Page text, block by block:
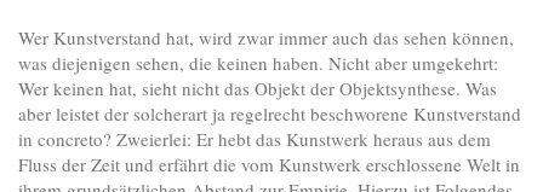
Wer Kunstverstand hat, wird zwar immer auch das sehen können,
was diejenigen sehen, die keinen haben. Nicht aber umgekehrt:
Wer keinen hat, sieht nicht das Objekt der Objektsynthese. Was
aber leistet der solcherart ja regelrecht beschworene Kunstverstand
in concreto? Zweierlei: Er hebt das Kunstwerk heraus aus dem
Fluss der Zeit und erfährt die vom Kunstwerk erschlossene Welt in